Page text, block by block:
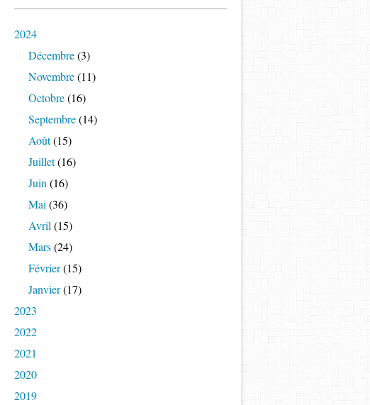
2024
Décembre(3)
Novembre(11)
Octobre(16)
Septembre(14)
Août(15)
Juillet(16)
Juin (16)
Mai (36)
Avril (15)
Mars(24)
Février(15)
Janvier(17)
2023
2022
2021
2020
2019